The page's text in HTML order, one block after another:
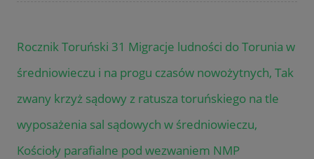
Rocznik Toruński 31 Migracje ludności do Torunia w
średniowieczu i na progu czasów nowożytnych, Tak
zwany krzyż sądowy z ratusza toruńskiego na tle
wyposażenia sal sądowych w średniowieczu,
Kościoły parafialne pod wezwaniem NMP